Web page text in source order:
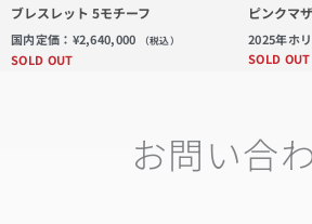
ブレスレット 5モチーフ
国内定価： ¥2,640,000 （税込）
SOLD OUT
ピンクマ
2025年ホ
SOLD OUT
お問い合